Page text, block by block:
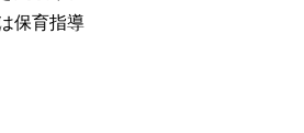
保育指導